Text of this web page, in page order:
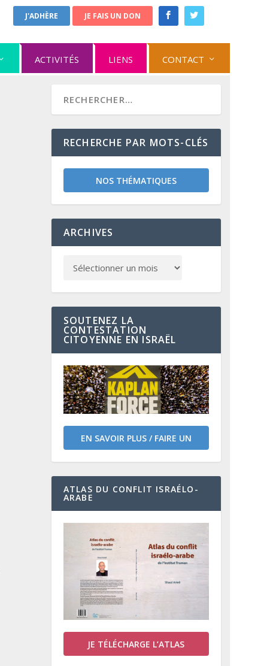
J'ADHÈRE JE FAIS UN DON
ACTIVITÉS LIENS CONTACT
RECHERCHE PAR MOTS-CLÉS
NOS THÉMATIQUES
ARCHIVES
SOUTENEZ LA
CONTESTATION
CITOYENNE EN ISRAËL
EN SAVOIR PLUS / FAIRE UN
DON
ATLAS DU CONFLIT ISRAÉLO-
ARABE
JE TÉLÉCHARGE L’ATLAS